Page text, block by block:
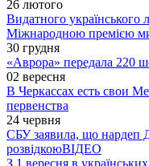
26 лютого
Видатного українського
Міжнародною премією
30 грудня
«Аврора» передала 220
02 вересня
В Черкассах есть свои
первенства
24 червня
СБУ заявила, що нардеп
розвідкоюВІДЕО